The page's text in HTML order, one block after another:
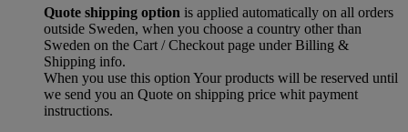
Quote shipping option is applied automatically on all orders
outside Sweden, when you choose a country other than
Sweden on the Cart / Checkout page under Billing &
Shipping info.
When you use this option Your products will be reserved until
we send you an Quote on shipping price whit payment
instructions.